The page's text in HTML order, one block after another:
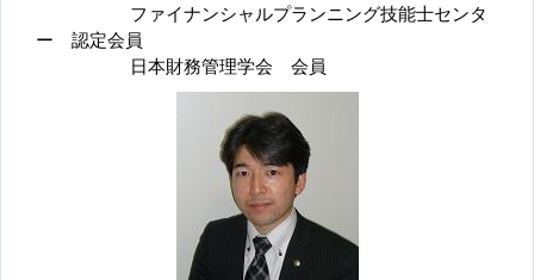
ファイナンシャルプランニング技能士センタ
ー 認定会員
日本財務管理学会 会員